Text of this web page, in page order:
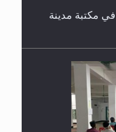
مكتبة مدينة